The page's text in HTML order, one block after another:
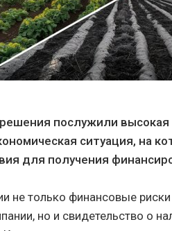
послужили высокая
ситуация, на
для получения
не только финансовые
но и свидетельство о